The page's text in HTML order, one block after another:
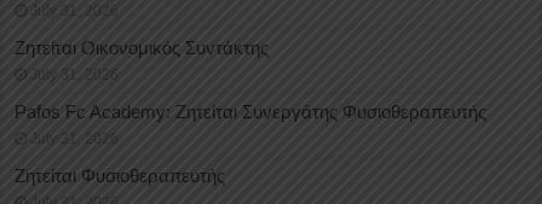
July 31, 2026
Ζητείται Οικονομικός Συντάκτης
July 31, 2026
Pafos Fc Academy: Ζητείται Συνεργάτης Φυσιοθεραπευτής
July 31, 2026
Ζητείται Φυσιοθεραπευτής